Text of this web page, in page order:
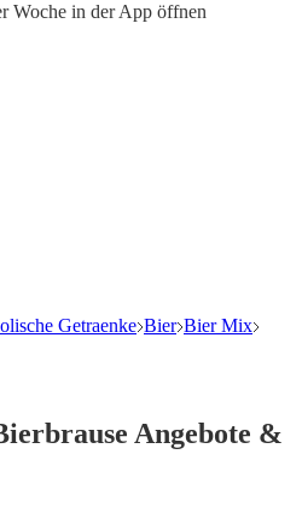
Woche in der App öffnen
Getraenke Bier Bier Mix
Angebote &